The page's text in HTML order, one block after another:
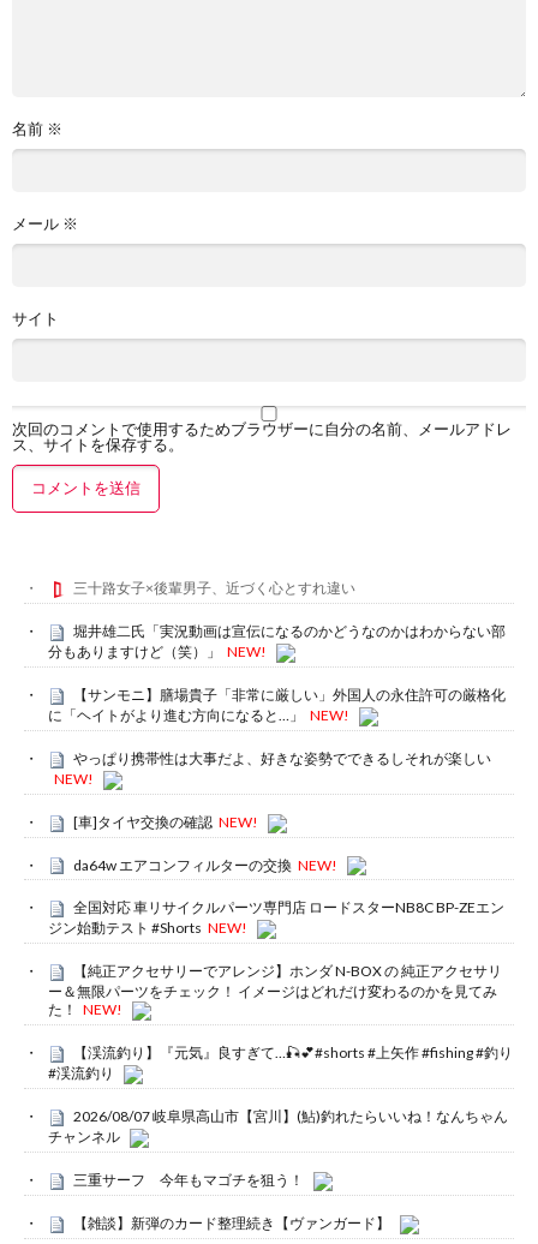
名前 ※
メール ※
サイト
次回のコメントで使用するためブラウザーに自分の名前、メールアドレ
ス、サイトを保存する。
三十路女子×後輩男子、近づく心とすれ違い
堀井雄二氏「実況動画は宣伝になるのかどうなのかはわからない部
分もありますけど（笑）」
NEW!
【サンモニ】膳場貴子「非常に厳しい」外国人の永住許可の厳格化
に「ヘイトがより進む方向になると…」
NEW!
やっぱり携帯性は大事だよ、好きな姿勢でできるしそれが楽しい
NEW!
[車]タイヤ交換の確認 NEW!
da64w エアコンフィルターの交換 NEW!
全国対応 車リサイクルパーツ専門店 ロードスターNB8C BP-ZEエン
ジン始動テスト #Shorts NEW!
【純正アクセサリーでアレンジ】ホンダ N-BOX の 純正アクセサリ
ー＆無限パーツをチェック！ イメージはどれだけ変わるのかを見てみ
た！
NEW!
【渓流釣り】『元気』良すぎて…🎣💕#shorts #上矢作 #fishing #釣り
#渓流釣り
2026/08/07 岐阜県高山市【宮川】(鮎)釣れたらいいね！なんちゃん
チャンネル
三重サーフ 今年もマゴチを狙う！
【雑談】新弾のカード整理続き【ヴァンガード】